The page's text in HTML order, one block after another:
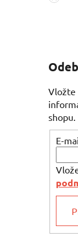
Vložte
shopu.
E-